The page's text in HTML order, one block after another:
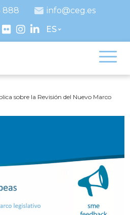
888
info@ceg.es
ES
sobre la Revisión del Nuevo Marco